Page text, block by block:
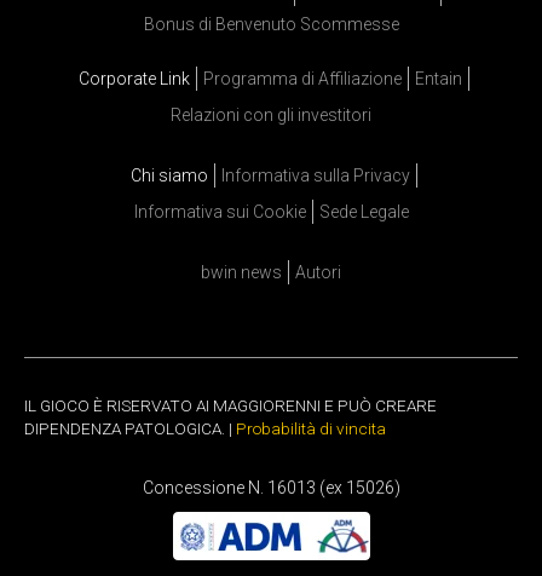
Bonus di Benvenuto Scommesse
Corporate Link Programma di Affiliazione
Entain
Relazioni con gli investitori
Chi siamo
Informativa sulla Privacy
Informativa sui Cookie
Sede Legale
bwin news Autori
IL GIOCO È RISERVATO AI MAGGIORENNI E PUÒ CREARE
DIPENDENZA PATOLOGICA. | Probabilità di vincita
Concessione N. 16013 (ex 15026)